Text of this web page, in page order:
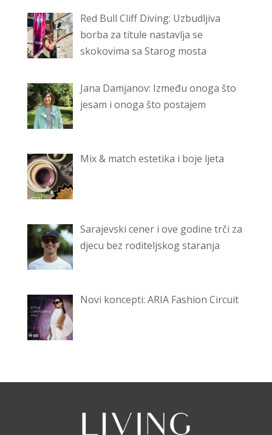
Red Bull Cliff Diving: Uzbudljiva
borba za titule nastavlja se
skokovima sa Starog mosta
Jana Damjanov: Između onoga što
jesam i onoga što postajem
Mix & match estetika i boje ljeta
Sarajevski cener i ove godine trči za
djecu bez roditeljskog staranja
Novi koncepti: ARIA Fashion Circuit